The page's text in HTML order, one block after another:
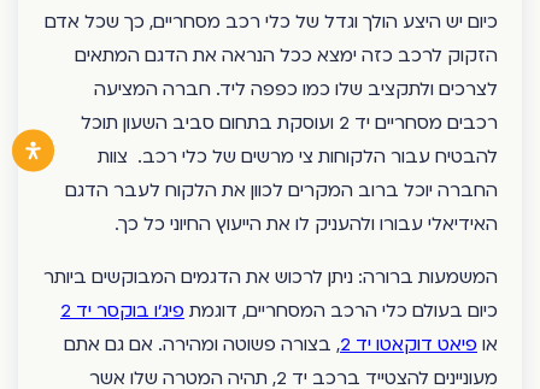
כיום יש היצע הולך וגדל של כלי רכב מסחריים, כך שכל אדם
הזקוק לרכב כזה ימצא ככל הנראה את הדגם המתאים
לצרכים ולתקציב שלו כמו כפפה ליד. חברה המציעה
רכבים מסחריים יד 2
ועוסקת בתחום סביב השעון תוכל
להבטיח עבור הלקוחות צי מרשים של כלי רכב. צוות
החברה יוכל ברוב המקרים לכוון את הלקוח לעבר הדגם
האידיאלי עבורו ולהעניק לו את הייעוץ החיוני כל כך.
המשמעות ברורה: ניתן לרכוש את הדגמים המבוקשים ביותר
כיום בעולם כלי הרכב המסחריים, דוגמת פיג’ו בוקסר יד 2
או פיאט דוקאטו יד 2
, בצורה פשוטה ומהירה. אם גם אתם
מעוניינים להצטייד ברכב יד 2, תהיה המטרה שלו אשר